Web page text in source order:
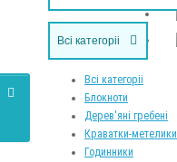
Всі категоріі
Всі категоріі
Блокноти
Дерев'яні гребені
Краватки-метелики
Годинники